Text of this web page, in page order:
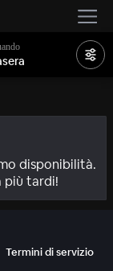
disponibilità.
più tardi!
Termini di servizio